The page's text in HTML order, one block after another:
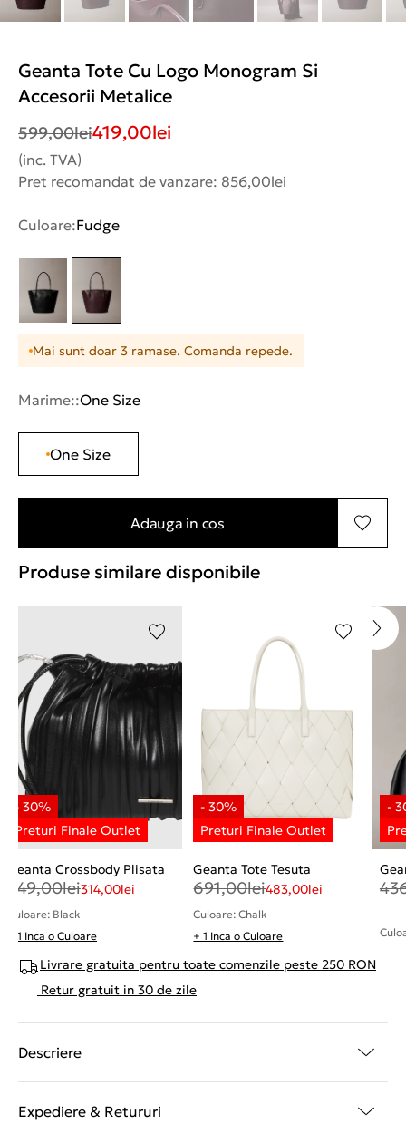
Geanta Tote Cu Logo Monogram Si
Accesorii Metalice
599,00lei419,00lei
(inc. TVA)
Pret recomandat de vanzare: 856,00lei
Culoare:Fudge
Mai sunt doar 3 ramase. Comanda repede.
Marime::One Size
One Size
Adauga in cos
Produse similare disponibile
Geanta Crossbody Plisata
449,00lei314,00lei
Culoare: Black
+ 1 Inca o Culoare
Geanta Tote Tesuta
691,00lei483,00lei
Culoare: Chalk
+ 1 Inca o Culoare
Livrare gratuita pentru toate comenzile peste 250 RON
Retur gratuit in 30 de zile
Descriere
Expediere & Retururi